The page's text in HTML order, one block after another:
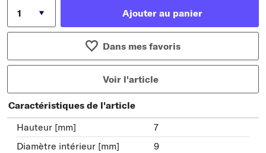
Ajouter au panier
Dans mes favoris
Voir l'article
Caractéristiques de l'article
Hauteur [mm]
7
Diamètre intérieur [mm]
9